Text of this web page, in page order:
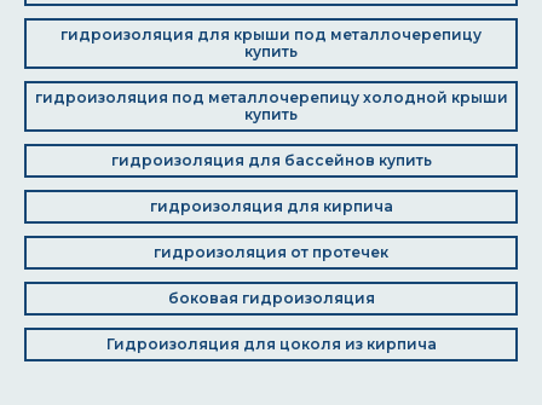
гидроизоляция для крыши под металлочерепицу
купить
гидроизоляция под металлочерепицу холодной крыши
купить
гидроизоляция для бассейнов купить
гидроизоляция для кирпича
гидроизоляция от протечек
боковая гидроизоляция
Гидроизоляция для цоколя из кирпича